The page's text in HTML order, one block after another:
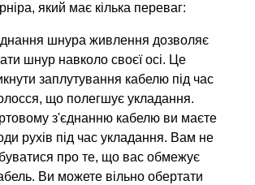
який має кілька переваг:
шнура живлення дозволяє
шнур навколо своєї осі. Це
заплутування кабелю під час
що полегшує укладання.
з'єднанню кабелю ви маєте
рухів під час укладання. Вам не
про те, що вас обмежує
Ви можете вільно обертати